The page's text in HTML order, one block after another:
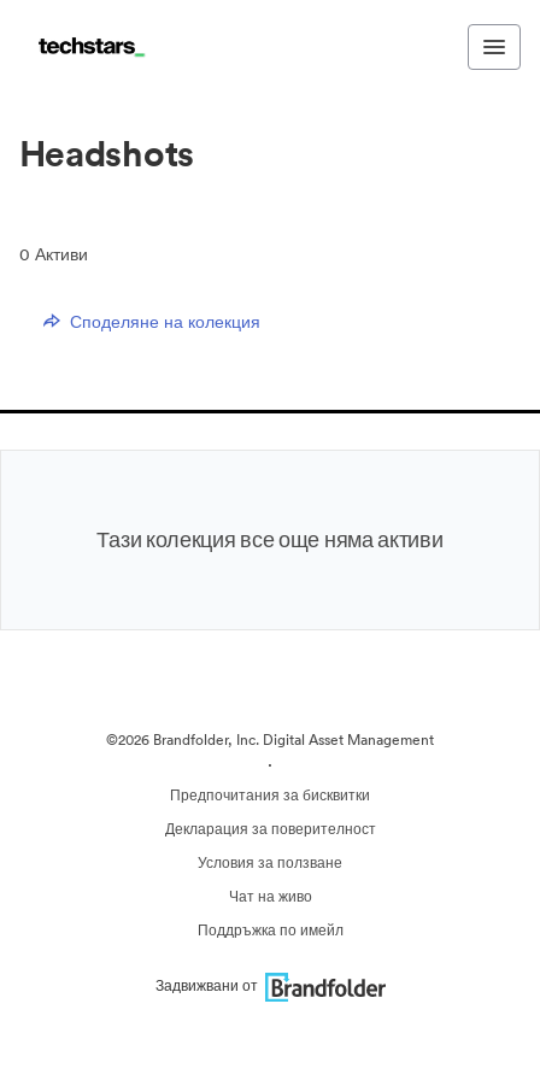
Headshots
0 Активи
Споделяне на колекция
Тази колекция все още няма активи
©2026 Brandfolder, Inc. Digital Asset Management
·
Предпочитания за бисквитки
Декларация за поверителност
Условия за ползване
Чат на живо
Поддръжка по имейл
Задвижвани от